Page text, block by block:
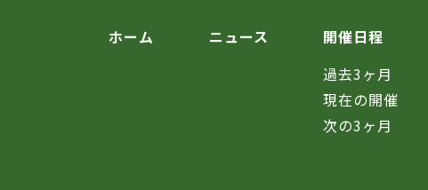
ホーム ニュース
開催日程
過去3ヶ月
現在の開催
次の3ヶ月